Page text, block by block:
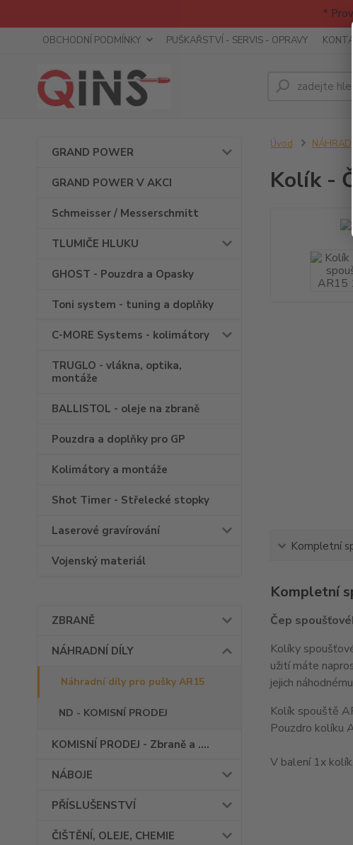
*
OBCHODNÍ PODMÍNKY PUŠKAŘSTVÍ - SERVIS - OPRAVY
GRAND POWER
GRAND POWER V AKCI
Schmeisser / Messerschmitt
TLUMIČE HLUKU
GHOST - Pouzdra a Opasky
Toni system - tuning a doplňky
C-MORE Systems - kolimátory
TRUGLO - vlákna, optika,
montáže
BALLISTOL - oleje na zbraně
Pouzdra a doplňky pro GP
Kolimátory a montáže
Shot Timer - Střelecké stopky
Laserové gravírování
Vojenský materiál
ZBRANĚ
NÁHRADNÍ DÍLY
Náhradní díly pro pušky AR15
ND - KOMISNÍ PRODEJ
KOMISNÍ PRODEJ - Zbraně a ....
NÁBOJE
PŘÍSLUŠENSTVÍ
ČIŠTĚNÍ, OLEJE, CHEMIE
Úvod
Kolík -
Kompletní
Kompletní
Čep
Kolíky
užití máte
jejich
Kolík spouště
Pouzdro kolíku
V balení 1x